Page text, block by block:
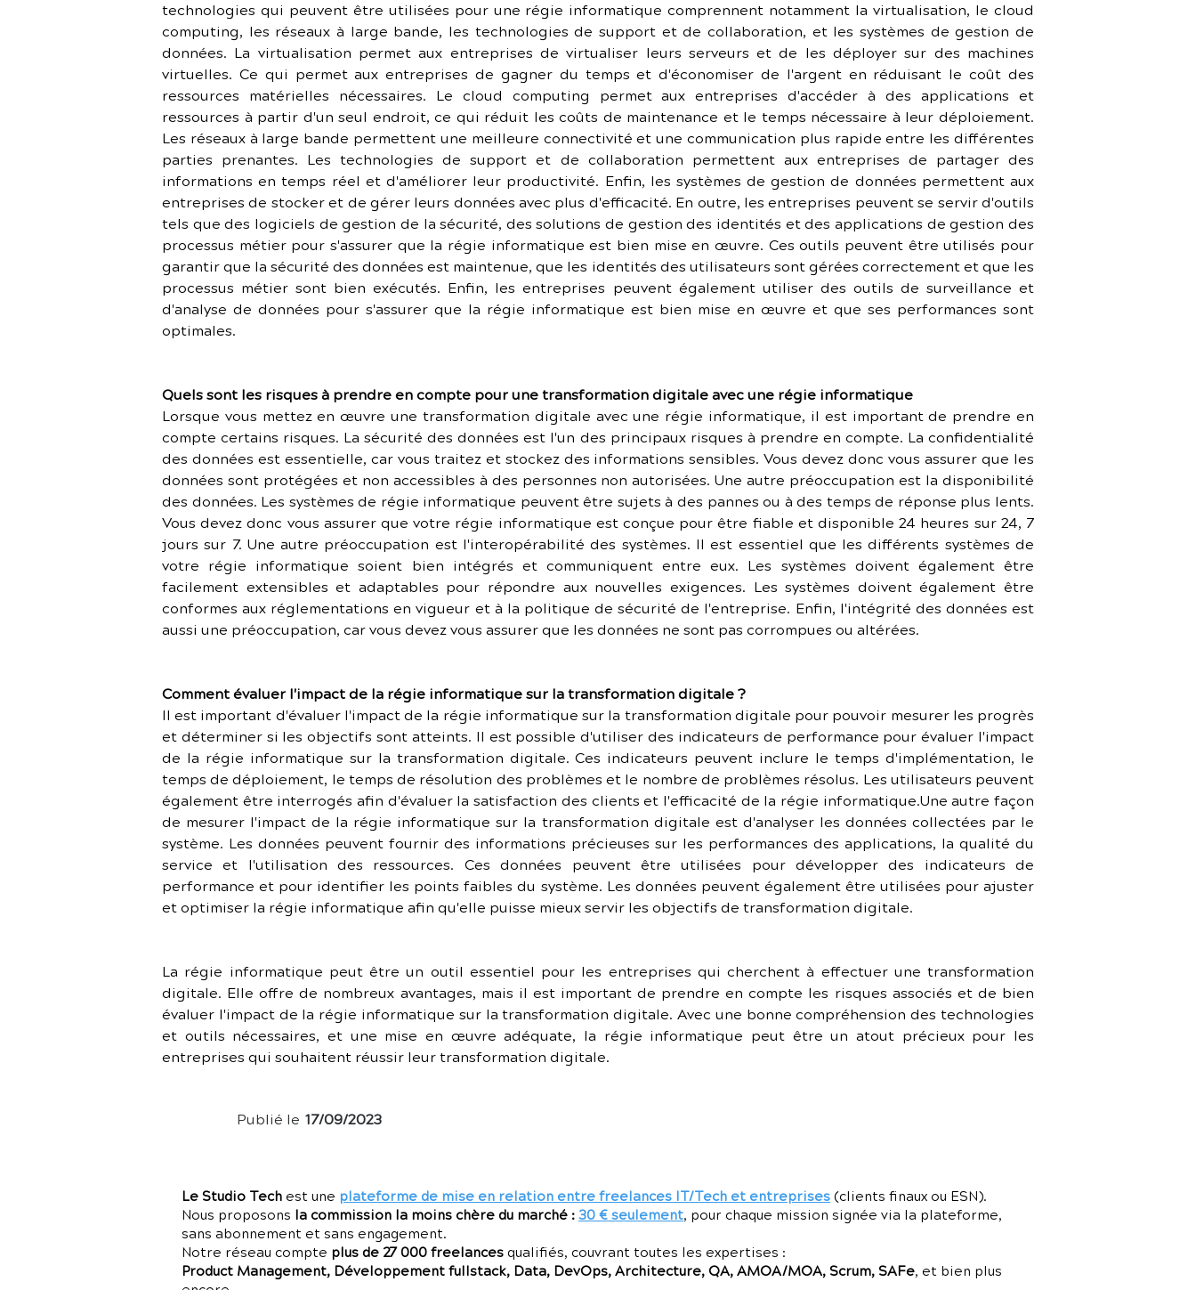
technologies qui peuvent être utilisées pour une régie informatique comprennent notamment la virtualisation, le cloud
computing, les réseaux à large bande, les technologies de support et de collaboration, et les systèmes de gestion de
données. La virtualisation permet aux entreprises de virtualiser leurs serveurs et de les déployer sur des machines
virtuelles. Ce qui permet aux entreprises de gagner du temps et d'économiser de l'argent en réduisant le coût des
ressources matérielles nécessaires. Le cloud computing permet aux entreprises d'accéder à des applications et
ressources à partir d'un seul endroit, ce qui réduit les coûts de maintenance et le temps nécessaire à leur déploiement.
Les réseaux à large bande permettent une meilleure connectivité et une communication plus rapide entre les différentes
parties prenantes. Les technologies de support et de collaboration permettent aux entreprises de partager des
informations en temps réel et d'améliorer leur productivité. Enfin, les systèmes de gestion de données permettent aux
entreprises de stocker et de gérer leurs données avec plus d'efficacité. En outre, les entreprises peuvent se servir d'outils
tels que des logiciels de gestion de la sécurité, des solutions de gestion des identités et des applications de gestion des
processus métier pour s'assurer que la régie informatique est bien mise en œuvre. Ces outils peuvent être utilisés pour
garantir que la sécurité des données est maintenue, que les identités des utilisateurs sont gérées correctement et que les
processus métier sont bien exécutés. Enfin, les entreprises peuvent également utiliser des outils de surveillance et
d'analyse de données pour s'assurer que la régie informatique est bien mise en œuvre et que ses performances sont
optimales.
Quels sont les risques à prendre en compte pour une transformation digitale avec une régie informatique
Lorsque vous mettez en œuvre une transformation digitale avec une régie informatique, il est important de prendre en
compte certains risques. La sécurité des données est l'un des principaux risques à prendre en compte. La confidentialité
des données est essentielle, car vous traitez et stockez des informations sensibles. Vous devez donc vous assurer que les
données sont protégées et non accessibles à des personnes non autorisées. Une autre préoccupation est la disponibilité
des données. Les systèmes de régie informatique peuvent être sujets à des pannes ou à des temps de réponse plus lents.
Vous devez donc vous assurer que votre régie informatique est conçue pour être fiable et disponible 24 heures sur 24, 7
jours sur 7. Une autre préoccupation est l'interopérabilité des systèmes. Il est essentiel que les différents systèmes de
votre régie informatique soient bien intégrés et communiquent entre eux. Les systèmes doivent également être
facilement extensibles et adaptables pour répondre aux nouvelles exigences. Les systèmes doivent également être
conformes aux réglementations en vigueur et à la politique de sécurité de l'entreprise. Enfin, l'intégrité des données est
aussi une préoccupation, car vous devez vous assurer que les données ne sont pas corrompues ou altérées.
Comment évaluer l'impact de la régie informatique sur la transformation digitale ?
Il est important d'évaluer l'impact de la régie informatique sur la transformation digitale pour pouvoir mesurer les progrès
et déterminer si les objectifs sont atteints. Il est possible d'utiliser des indicateurs de performance pour évaluer l'impact
de la régie informatique sur la transformation digitale. Ces indicateurs peuvent inclure le temps d'implémentation, le
temps de déploiement, le temps de résolution des problèmes et le nombre de problèmes résolus. Les utilisateurs peuvent
également être interrogés afin d'évaluer la satisfaction des clients et l'efficacité de la régie informatique.Une autre façon
de mesurer l'impact de la régie informatique sur la transformation digitale est d'analyser les données collectées par le
système. Les données peuvent fournir des informations précieuses sur les performances des applications, la qualité du
service et l'utilisation des ressources. Ces données peuvent être utilisées pour développer des indicateurs de
performance et pour identifier les points faibles du système. Les données peuvent également être utilisées pour ajuster
et optimiser la régie informatique afin qu'elle puisse mieux servir les objectifs de transformation digitale.
La régie informatique peut être un outil essentiel pour les entreprises qui cherchent à effectuer une transformation
digitale. Elle offre de nombreux avantages, mais il est important de prendre en compte les risques associés et de bien
évaluer l'impact de la régie informatique sur la transformation digitale. Avec une bonne compréhension des technologies
et outils nécessaires, et une mise en œuvre adéquate, la régie informatique peut être un atout précieux pour les
entreprises qui souhaitent réussir leur transformation digitale.
Publié le 17/09/2023
Le Studio Tech est une plateforme de mise en relation entre freelances IT/Tech et entreprises(clients finaux ou ESN).
Nous proposons la commission la moins chère du marché :30 € seulement, pour chaque mission signée via la plateforme,
sans abonnement et sans engagement.
Notre réseau compte plus de 27 000 freelancesqualifiés, couvrant toutes les expertises :
Product Management, Développement fullstack, Data, DevOps, Architecture, QA, AMOA/MOA, Scrum, SAFe, et bien plus